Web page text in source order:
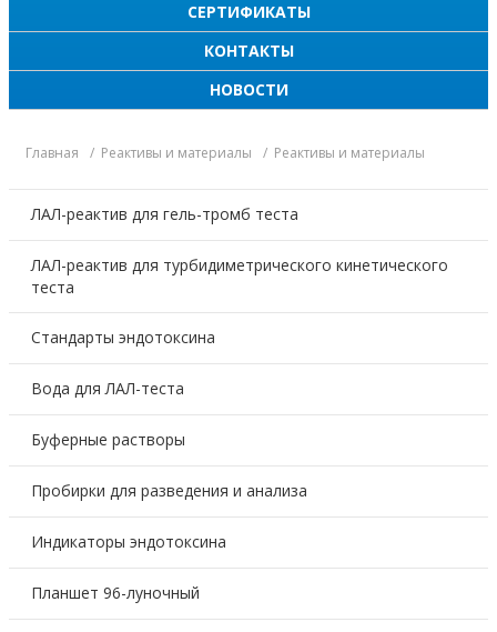
СЕРТИФИКАТЫ
КОНТАКТЫ
НОВОСТИ
Главная Реактивы и материалы Реактивы и материалы
ЛАЛ-реактив для гель-тромб теста
ЛАЛ-реактив для турбидиметрического кинетического
теста
Стандарты эндотоксина
Вода для ЛАЛ-теста
Буферные растворы
Пробирки для разведения и анализа
Индикаторы эндотоксина
Планшет 96-луночный